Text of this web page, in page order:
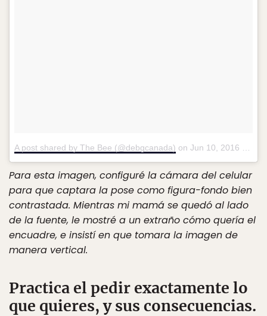
A post shared by The Bee (@debgcanada) on Jun 10, 2016 at 4:55am PDT
Para esta imagen, configuré la cámara del celular
para que captara la pose como figura-fondo bien
contrastada. Mientras mi mamá se quedó al lado
de la fuente, le mostré a un extraño cómo quería el
encuadre, e insistí en que tomara la imagen de
manera vertical.
Practica el pedir exactamente lo
que quieres, y sus consecuencias.